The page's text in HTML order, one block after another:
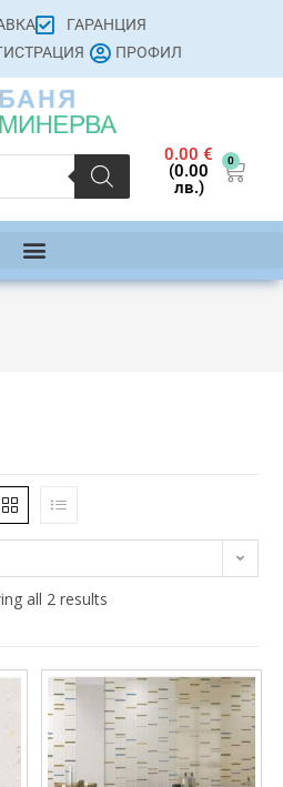
ГАРАНЦИЯ
ПРОФИЛ
0.00€
(0.00
лв.)
0
38 €
38
all 2 results